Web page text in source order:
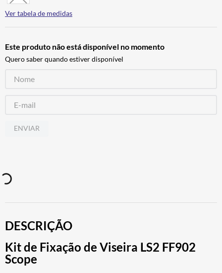
Ver tabela de medidas
Este produto não está disponível no momento
Quero saber quando estiver disponível
ENVIAR
DESCRIÇÃO
Kit de Fixação de Viseira LS2 FF902
Scope